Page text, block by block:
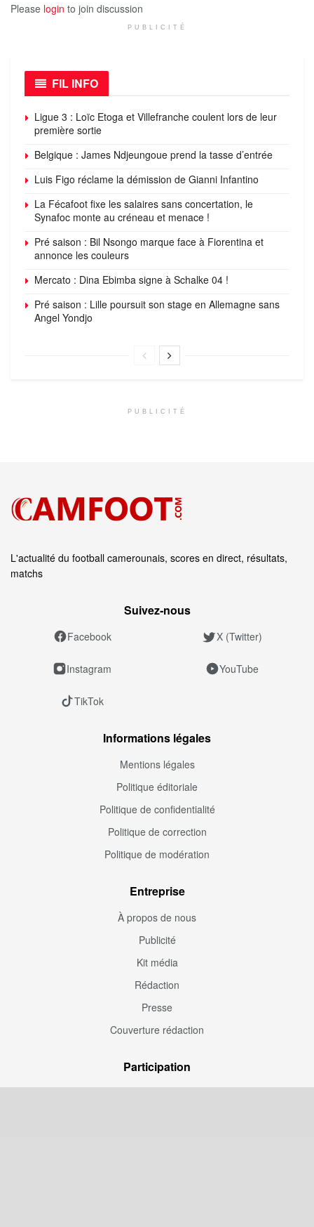
Please login to join discussion
PUBLICITÉ
FIL INFO
Ligue 3 : Loïc Etoga et Villefranche coulent lors de leur
première sortie
Belgique : James Ndjeungoue prend la tasse d’entrée
Luis Figo réclame la démission de Gianni Infantino
La Fécafoot fixe les salaires sans concertation, le
Synafoc monte au créneau et menace !
Pré saison : Bil Nsongo marque face à Fiorentina et
annonce les couleurs
Mercato : Dina Ebimba signe à Schalke 04 !
Pré saison : Lille poursuit son stage en Allemagne sans
Angel Yondjo
PUBLICITÉ
L'actualité du football camerounais, scores en direct, résultats,
matchs
Suivez‑nous
Facebook X (Twitter)
Instagram YouTube
TikTok
Informations légales
Mentions légales
Politique éditoriale
Politique de confidentialité
Politique de correction
Politique de modération
Entreprise
À propos de nous
Publicité
Kit média
Rédaction
Presse
Couverture rédaction
Participation